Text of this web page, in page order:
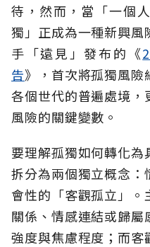
待，然而，當「一個
獨」正成為一種新興
手「遠見」發布的《
告》，首次將孤獨風險
各個世代的普遍處境
風險的關鍵變數。
要理解孤獨如何轉化為
拆分為兩個獨立概念
會性的「客觀孤立」
關係、情感連結或歸
強度與焦慮程度；而客